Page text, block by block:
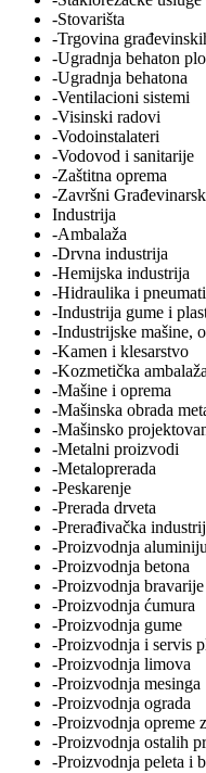
-Stovarišta
-Trgovina
-Ugradnja behaton
-Ugradnja behatona
-Ventilacioni sistemi
-Visinski radovi
-Vodoinstalateri
-Vodovod i sanitarije
-Zaštitna oprema
-Završni
Industrija
-Ambalaža
-Drvna industrija
-Hemijska industrija
-Hidraulika i
-Industrija gume i
-Industrijske mašine,
-Kamen i klesarstvo
-Kozmetička ambalaža
-Mašine i oprema
-Mašinska obrada
-Mašinsko
-Metalni proizvodi
-Metaloprerada
-Peskarenje
-Prerada drveta
-Prerađivačka
-Proizvodnja
-Proizvodnja betona
-Proizvodnja bravarije
-Proizvodnja ćumura
-Proizvodnja gume
-Proizvodnja i servis
-Proizvodnja limova
-Proizvodnja mesinga
-Proizvodnja ograda
-Proizvodnja opreme
-Proizvodnja ostalih
-Proizvodnja peleta i